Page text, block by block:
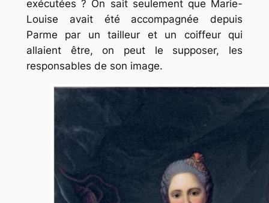
exécutées ? On sait seulement que Marie-
Louise avait été accompagnée depuis
Parme par un tailleur et un coiffeur qui
allaient être, on peut le supposer, les
responsables de son image.